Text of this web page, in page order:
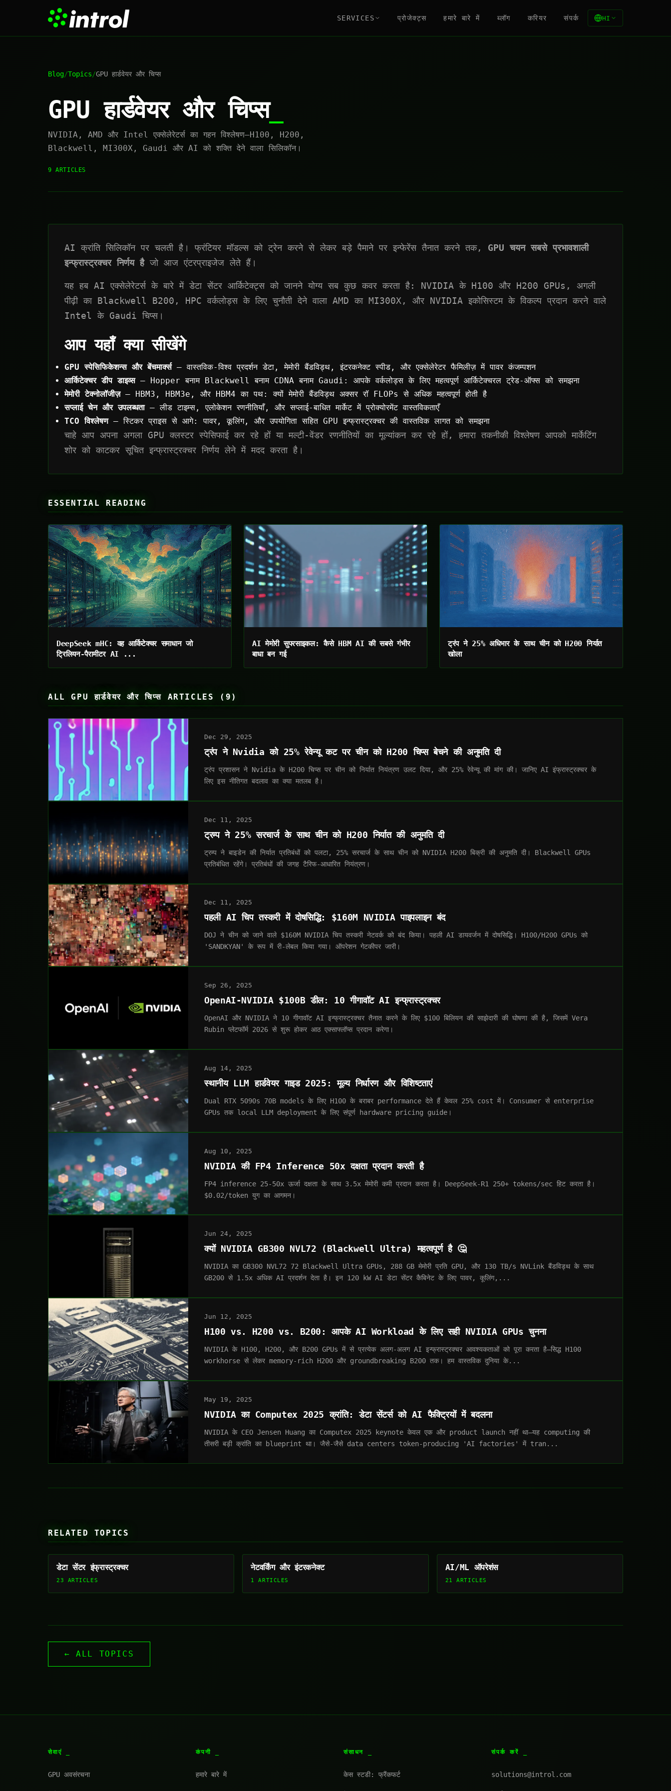
SERVICES प्रोजेक्ट्स हमारे बारे में ब्लॉग करियर संपर्क HI
Blog/Topics/GPU हार्डवेयर और चिप्स
GPU हार्डवेयर और चिप्स
NVIDIA, AMD और Intel एक्सेलेरेटर्स का गहन विश्लेषण—H100, H200,
Blackwell, MI300X, Gaudi और AI को शक्ति देने वाला सिलिकॉन।
9 ARTICLES
AI क्रांति सिलिकॉन पर चलती है। फ्रंटियर मॉडल्स को ट्रेन करने से लेकर बड़े पैमाने पर इन्फेरेंस तैनात करने तक, GPU चयन सबसे प्रभावशाली
इन्फ्रास्ट्रक्चर निर्णय हैजो आज एंटरप्राइजेज लेते हैं।
यह हब AI एक्सेलेरेटर्स के बारे में डेटा सेंटर आर्किटेक्ट्स को जानने योग्य सब कुछ कवर करता है: NVIDIA के H100 और H200 GPUs, अगली
पीढ़ी का Blackwell B200, HPC वर्कलोड्स के लिए चुनौती देने वाला AMD का MI300X, और NVIDIA इकोसिस्टम के विकल्प प्रदान करने वाले
Intel के Gaudi चिप्स।
आप यहाँ क्या सीखेंगे
GPU स्पेसिफिकेशन्स और बेंचमार्क्स— वास्तविक-विश्व प्रदर्शन डेटा, मेमोरी बैंडविड्थ, इंटरकनेक्ट स्पीड, और एक्सेलेरेटर फैमिलीज़ में पावर कंजम्पशन
आर्किटेक्चर डीप डाइव्स— Hopper बनाम Blackwell बनाम CDNA बनाम Gaudi: आपके वर्कलोड्स के लिए महत्वपूर्ण आर्किटेक्चरल ट्रेड-ऑफ्स को समझना
मेमोरी टेक्नोलॉजीज़— HBM3, HBM3e, और HBM4 का पथ: क्यों मेमोरी बैंडविड्थ अक्सर रॉ FLOPs से अधिक महत्वपूर्ण होती है
सप्लाई चेन और उपलब्धता— लीड टाइम्स, एलोकेशन रणनीतियाँ, और सप्लाई-बाधित मार्केट में प्रोक्योरमेंट वास्तविकताएँ
TCO विश्लेषण— स्टिकर प्राइस से आगे: पावर, कूलिंग, और उपयोगिता सहित GPU इन्फ्रास्ट्रक्चर की वास्तविक लागत को समझना
चाहे आप अपना अगला GPU क्लस्टर स्पेसिफाई कर रहे हों या मल्टी-वेंडर रणनीतियों का मूल्यांकन कर रहे हों, हमारा तकनीकी विश्लेषण आपको मार्केटिंग
शोर को काटकर सूचित इन्फ्रास्ट्रक्चर निर्णय लेने में मदद करता है।
ESSENTIAL READING
DeepSeek mHC: वह आर्किटेक्चर समाधान जो
ट्रिलियन-पैरामीटर AI ...
AI मेमोरी सुपरसाइकल: कैसे HBM AI की सबसे गंभीर
बाधा बन गई
ट्रंप ने 25% अधिभार के साथ चीन को H200 निर्यात
खोला
ALL GPU हार्डवेयर और चिप्स ARTICLES (9)
Dec 29, 2025
ट्रंप ने Nvidia को 25% रेवेन्यू कट पर चीन को H200 चिप्स बेचने की अनुमति दी
ट्रंप प्रशासन ने Nvidia के H200 चिप्स पर चीन को निर्यात नियंत्रण उलट दिया, और 25% रेवेन्यू की मांग की। जानिए AI इंफ्रास्ट्रक्चर के
लिए इस नीतिगत बदलाव का क्या मतलब है।
Dec 11, 2025
ट्रम्प ने 25% सरचार्ज के साथ चीन को H200 निर्यात की अनुमति दी
ट्रम्प ने बाइडेन की निर्यात प्रतिबंधों को पलटा, 25% सरचार्ज के साथ चीन को NVIDIA H200 बिक्री की अनुमति दी। Blackwell GPUs
प्रतिबंधित रहेंगे। प्रतिबंधों की जगह टैरिफ-आधारित नियंत्रण।
Dec 11, 2025
पहली AI चिप तस्करी में दोषसिद्धि: $160M NVIDIA पाइपलाइन बंद
DOJ ने चीन को जाने वाले $160M NVIDIA चिप तस्करी नेटवर्क को बंद किया। पहली AI डायवर्जन में दोषसिद्धि। H100/H200 GPUs को
'SANDKYAN' के रूप में री-लेबल किया गया। ऑपरेशन गेटकीपर जारी।
Sep 26, 2025
OpenAI-NVIDIA $100B डील: 10 गीगावॉट AI इन्फ्रास्ट्रक्चर
OpenAI और NVIDIA ने 10 गीगावॉट AI इन्फ्रास्ट्रक्चर तैनात करने के लिए $100 बिलियन की साझेदारी की घोषणा की है, जिसमें Vera
Rubin प्लेटफॉर्म 2026 से शुरू होकर आठ एक्साफ्लॉप्स प्रदान करेगा।
Aug 14, 2025
स्थानीय LLM हार्डवेयर गाइड 2025: मूल्य निर्धारण और विशिष्टताएं
Dual RTX 5090s 70B models के लिए H100 के बराबर performance देते हैं केवल 25% cost में। Consumer से enterprise
GPUs तक local LLM deployment के लिए संपूर्ण hardware pricing guide।
Aug 10, 2025
NVIDIA की FP4 Inference 50x दक्षता प्रदान करती है
FP4 inference 25-50x ऊर्जा दक्षता के साथ 3.5x मेमोरी कमी प्रदान करता है। DeepSeek-R1 250+ tokens/sec हिट करता है।
$0.02/token युग का आगमन।
Jun 24, 2025
क्यों NVIDIA GB300 NVL72 (Blackwell Ultra) महत्वपूर्ण है 🤔
NVIDIA का GB300 NVL72 72 Blackwell Ultra GPUs, 288 GB मेमोरी प्रति GPU, और 130 TB/s NVLink बैंडविड्थ के साथ
GB200 से 1.5x अधिक AI प्रदर्शन देता है। इन 120 kW AI डेटा सेंटर कैबिनेट के लिए पावर, कूलिंग,...
Jun 12, 2025
H100 vs. H200 vs. B200: आपके AI Workload के लिए सही NVIDIA GPUs चुनना
NVIDIA के H100, H200, और B200 GPUs में से प्रत्येक अलग-अलग AI इन्फ्रास्ट्रक्चर आवश्यकताओं को पूरा करता है—सिद्ध H100
workhorse से लेकर memory-rich H200 और groundbreaking B200 तक। हम वास्तविक दुनिया के...
May 19, 2025
NVIDIA का Computex 2025 क्रांति: डेटा सेंटर्स को AI फैक्ट्रियों में बदलना
NVIDIA के CEO Jensen Huang का Computex 2025 keynote केवल एक और product launch नहीं था—यह computing की
तीसरी बड़ी क्रांति का blueprint था। जैसे-जैसे data centers token-producing 'AI factories' में tran...
RELATED TOPICS
डेटा सेंटर इंफ्रास्ट्रक्चर
23 ARTICLES
नेटवर्किंग और इंटरकनेक्ट
1 ARTICLES
AI/ML ऑपरेशंस
21 ARTICLES
← ALL TOPICS
सेवाएं
GPU अवसंरचना
कंपनी
हमारे बारे में
संसाधन
केस स्टडी: फ्रैंकफर्ट
संपर्क करें
solutions@introl.com